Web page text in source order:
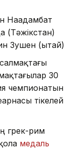
Наадамбат
(Тәжікстан)
Зушен (Қытай)
30
чемпионатын
тікелей
грек-рим
медаль